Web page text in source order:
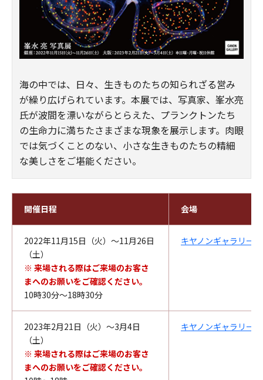
海の中では、日々、生きものたちの知られざる営み
が繰り広げられています。本展では、写真家、峯水亮
氏が波間を漂いながらとらえた、プランクトンたち
の生命力に満ちたさまざまな現象を展示します。肉眼
では気づくことのない、小さな生きものたちの精細
な美しさをご堪能ください。
開催日程 会場
2022年11月15日（火）～11月26日
（土）
※ 来場される際はご来場のお客さ
まへのお願いをご確認ください。
10時30分～18時30分
キヤノンギャラリー
2023年2月21日（火）～3月4日
（土）
※ 来場される際はご来場のお客さ
まへのお願いをご確認ください。
キヤノンギャラリー